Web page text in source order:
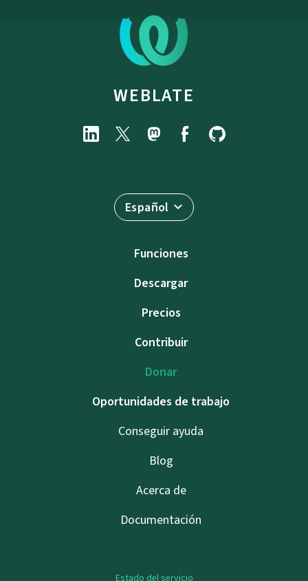
WEBLATE
Español
Funciones
Descargar
Precios
Contribuir
Donar
Oportunidades de trabajo
Conseguir ayuda
Blog
Acerca de
Documentación
Estado del servicio